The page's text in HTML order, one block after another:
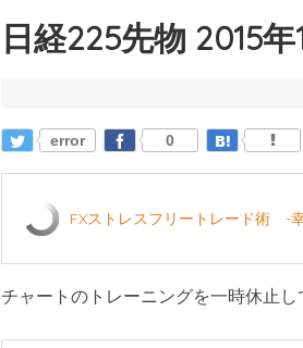
日経225先物 2015
error 0
FXストレスフリートレード術 -
チャートのトレーニングを一時休止